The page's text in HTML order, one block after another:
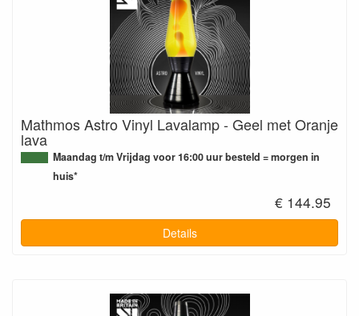
Mathmos Astro Vinyl Lavalamp - Geel met Oranje
lava
Maandag t/m Vrijdag voor 16:00 uur besteld = morgen in
huis*
€ 144.95
Details